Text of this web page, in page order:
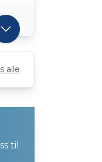
alle
til